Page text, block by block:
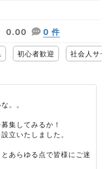
0.00 0 件
初心者歓迎 社会人サ
。。
集してみるか！
立いたしました。
あらゆる点で皆様にご迷